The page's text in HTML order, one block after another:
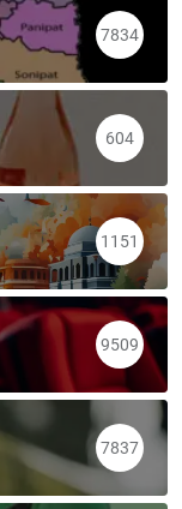
7834
604
1151
9509
7837